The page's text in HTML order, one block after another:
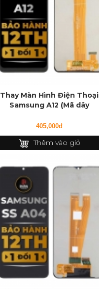
Thay Màn Hình Điện Thoại
Samsung A12 (Mã dây
405,000đ
Thêm vào giỏ